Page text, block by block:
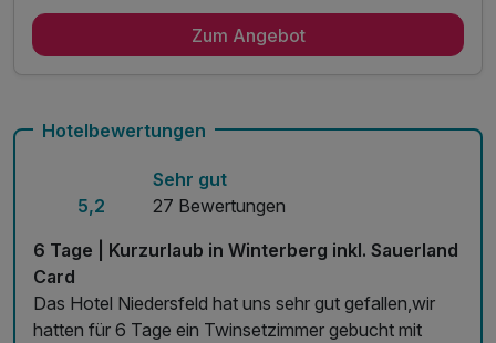
5 x reichhaltiges Frühstück vom Buffet
inkl. Sauerland SommerCard: *
* zahlreiche Vergünstigungen bei über 50 Partnern
Inkl. Nutzung beheiztes Hallenbad
Inkl. Kegelbahn, Billard, Darts
Inkl. Nutzung des Fitnessraums gegenüber
Inkl. Garage für Fahrräder
Inkl. Parken & WLAN
Zum Angebot
Hotelbewertungen
5,2
Sehr gut
27 Bewertungen
6 Tage | Kurzurlaub in Winterberg inkl. Sauerland
Card
Das Hotel Niedersfeld hat uns sehr gut gefallen,wir
hatten für 6 Tage ein Twinsetzimmer gebucht mit